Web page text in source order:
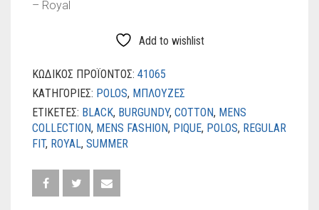
– Royal
Add to wishlist
ΚΩΔΙΚΌΣ ΠΡΟΪΌΝΤΟΣ: 41065
ΚΑΤΗΓΟΡΊΕΣ: POLOS, ΜΠΛΟΥΖΕΣ
ΕΤΙΚΈΤΕΣ: BLACK, BURGUNDY, COTTON, MENS
COLLECTION, MENS FASHION, PIQUE, POLOS, REGULAR
FIT, ROYAL, SUMMER